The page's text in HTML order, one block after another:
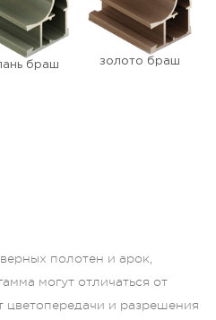
браш золото браш
полотен и арок,
могут отличаться от
цветопередачи и разрешения